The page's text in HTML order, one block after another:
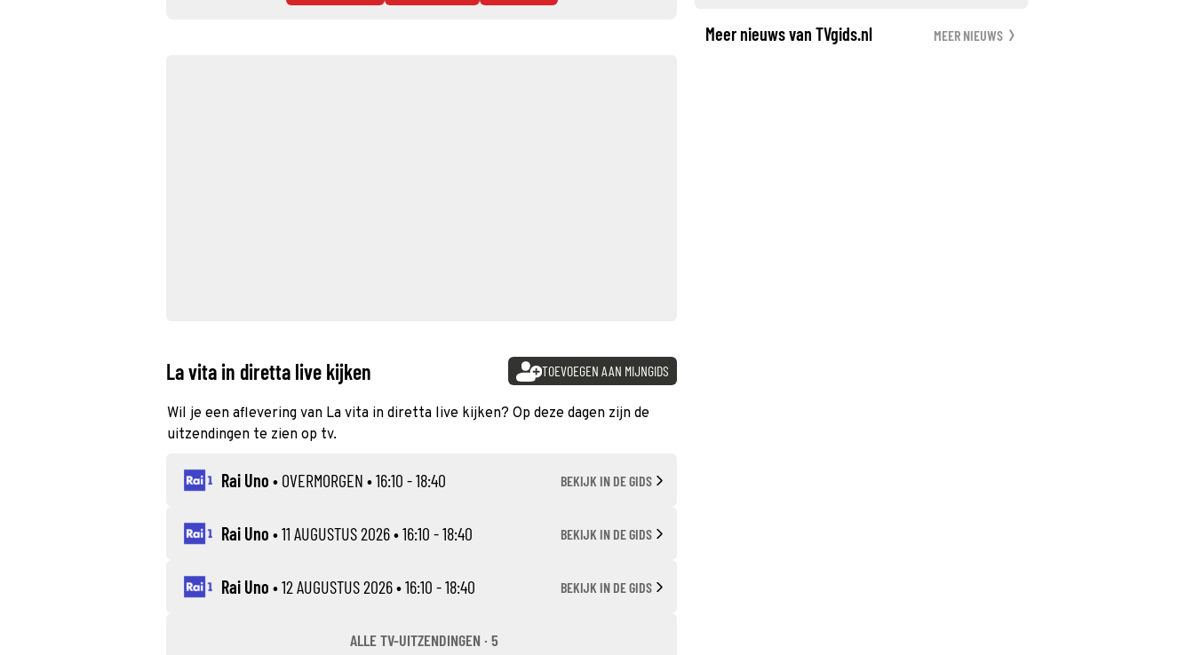
La vita in diretta live kijken TOEVOEGEN AAN MIJNGIDS
Wil je een aflevering van La vita in diretta live kijken? Op deze dagen zijn de
uitzendingen te zien op tv.
Rai Uno • OVERMORGEN • 16:10 - 18:40 BEKIJK IN DE GIDS
Rai Uno •11 AUGUSTUS 2026• 16:10 - 18:40 BEKIJK IN DE GIDS
Rai Uno •12 AUGUSTUS 2026• 16:10 - 18:40 BEKIJK IN DE GIDS
ALLE TV-UITZENDINGEN · 5
Meer nieuws van TVgids.nl MEER NIEUWS